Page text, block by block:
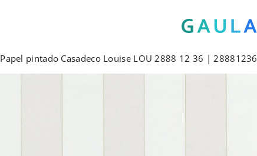
Papel pintado Casadeco Louise LOU 2888 12 36 | 28881236